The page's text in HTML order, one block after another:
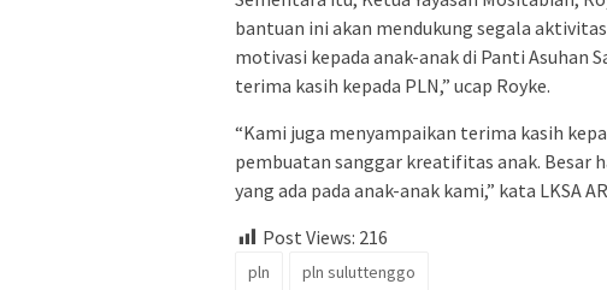
bantuan ini akan mendukung segala
motivasi kepada anak-anak di Panti Asuhan
terima kasih kepada PLN,” ucap Royke.
“Kami juga menyampaikan terima kasih
pembuatan sanggar kreatifitas anak. Besar
yang ada pada anak-anak kami,” kata LKSA
Post Views: 216
pln pln suluttenggo